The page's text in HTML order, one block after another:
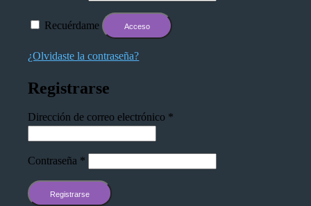
Recuérdame Acceso
¿Olvidaste la contraseña?
Registrarse
Dirección de correo electrónico *
Contraseña *
Registrarse